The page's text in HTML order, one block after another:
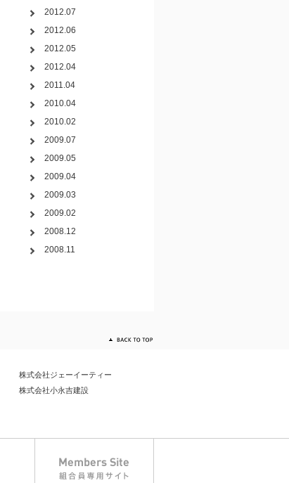
2012.07
2012.06
2012.05
2012.04
2011.04
2010.04
2010.02
2009.07
2009.05
2009.04
2009.03
2009.02
2008.12
2008.11
株式会社ジェーイーティー
株式会社小永吉建設